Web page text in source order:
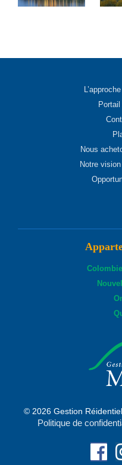
Nous
Notre
© 2026 Gestion
Politique de